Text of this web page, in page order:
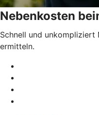
Nebenkosten
Schnell und
ermitteln.